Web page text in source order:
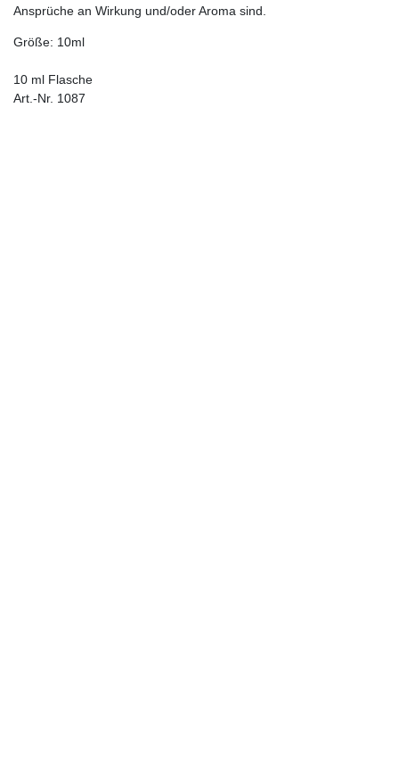
Ansprüche an Wirkung und/oder Aroma sind.
Größe: 10ml
10 ml Flasche
Art.-Nr. 1087